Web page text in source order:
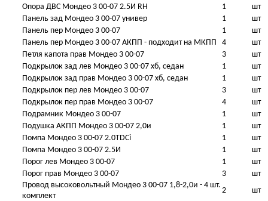
Опора ДВС Мондео 3 00-07 2.5И RH
1
шт
Панель зад Мондео 3 00-07 универ
1
шт
Панель пер Мондео 3 00-07
1
шт
Панель пер Мондео 3 00-07 АКПП - подходит на МКПП
4
шт
Петля капота прав Мондео 3 00-07
3
шт
Подкрылок зад лев Мондео 3 00-07 хб, седан
1
шт
Подкрылок зад прав Мондео 3 00-07 хб, седан
1
шт
Подкрылок пер лев Мондео 3 00-07
3
шт
Подкрылок пер прав Мондео 3 00-07
4
шт
Подрамник Мондео 3 00-07
1
шт
Подушка АКПП Мондео 3 00-07 2,0и
1
шт
Помпа Мондео 3 00-07 2.0TDCi
1
шт
Помпа Мондео 3 00-07 2.5И
1
шт
Порог лев Мондео 3 00-07
1
шт
Порог прав Мондео 3 00-07
3
шт
Провод высоковольтный Мондео 3 00-07 1,8-2,0и - 4 шт.
комплект
2
шт